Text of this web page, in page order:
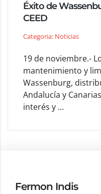
Éxito de
CEED
Categoria: Noticias
19 de noviembre.-
mantenimiento y
Wassenburg,
Andalucía y
interés y ...
Fermon Indis